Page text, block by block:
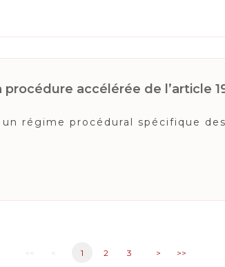
accélérée de l’article
régime procédural spécifique
1 2 3 > >>